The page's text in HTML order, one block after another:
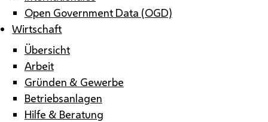
Open Government Data (OGD)
Wirtschaft
Übersicht
Arbeit
Gründen & Gewerbe
Betriebsanlagen
Hilfe & Beratung